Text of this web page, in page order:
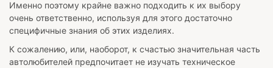
Именно поэтому крайне важно подходить к их выбору
очень ответственно, используя для этого достаточно
специфичные знания об этих изделиях.
К сожалению, или, наоборот, к счастью значительная часть
автолюбителей предпочитает не изучать техническое